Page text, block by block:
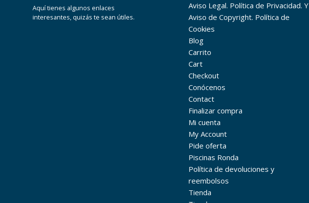
Aquí tienes algunos enlaces
interesantes, quizás te sean útiles.
Aviso Legal. Política de Privacidad. Y
Aviso de Copyright. Política de
Cookies
Blog
Carrito
Cart
Checkout
Conócenos
Contact
Finalizar compra
Mi cuenta
My Account
Pide oferta
Piscinas Ronda
Política de devoluciones y
reembolsos
Tienda